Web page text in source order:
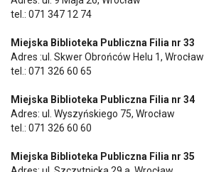
tel.: 071 347 12 74
Miejska Biblioteka Publiczna Filia nr 33
Adres :ul. Skwer Obrońców Helu 1, Wrocław
tel.: 071 326 60 65
Miejska Biblioteka Publiczna Filia nr 34
Adres: ul. Wyszyńskiego 75, Wrocław
tel.: 071 326 60 60
Miejska Biblioteka Publiczna Filia nr 35